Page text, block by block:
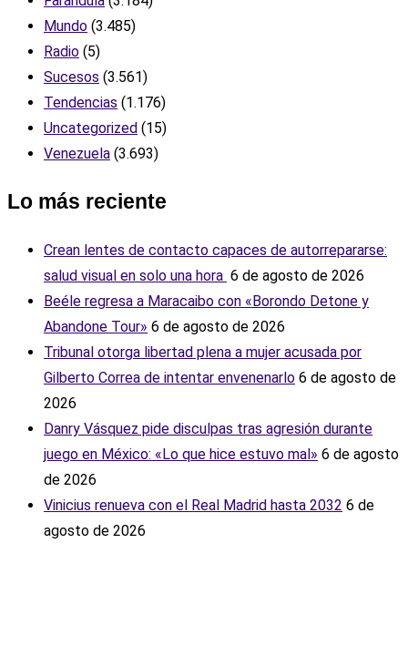
Mundo (3.485)
Radio (5)
Sucesos (3.561)
Tendencias (1.176)
Uncategorized (15)
Venezuela (3.693)
Lo más reciente
Crean lentes de contacto capaces de autorrepararse:
salud visual en solo una hora ‎ 6 de agosto de 2026
Beéle regresa a Maracaibo con «Borondo Detone y
Abandone Tour» 6 de agosto de 2026
Tribunal otorga libertad plena a mujer acusada por
Gilberto Correa de intentar envenenarlo 6 de agosto de
2026
Danry Vásquez pide disculpas tras agresión durante
juego en México: «Lo que hice estuvo mal» 6 de agosto
de 2026
Vinicius renueva con el Real Madrid hasta 2032 6 de
agosto de 2026